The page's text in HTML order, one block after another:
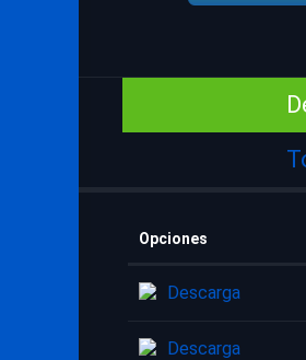
Opciones
Descarga
Descarga